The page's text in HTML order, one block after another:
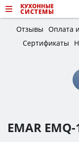
Отзывы Оплата
Сертификаты
EMAR